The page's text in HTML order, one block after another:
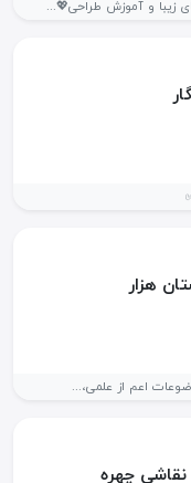
زیبا و آموزش طراحی💖...
هزار
اعم از علمی،...
نقاشی چهره